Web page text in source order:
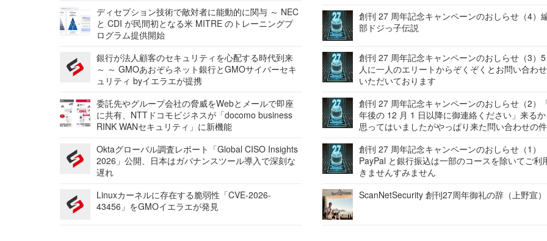
ディセプション技術で敵対者に能動的に関与 ～ NEC
と CDI が民間初となる米 MITRE のトレーニングプ
ログラム提供開始
銀行が法人顧客のセキュリティを心配する時代到来
～ ～ GMOあおぞらネット銀行とGMOサイバーセキ
ュリティ byイエラエが提携
委託先やグループ会社の脅威をWebとメールで即座
に共有、NTTドコモビジネスが「docomo business
RINK WANセキュリティ」に新機能
Oktaグローバル調査レポート「Global CISO Insights
2026」公開、日本はガバナンスツール導入で深刻な
遅れ
Linuxカーネルに存在する脆弱性「CVE-2026-
43456」をGMOイエラエが発見
創刊 27 周年記念キャンペーンのおしらせ（4）
部ドジっ子伝説
創刊 27 周年記念キャンペーンのおしらせ（3）
人に一人のエリートからぞくぞくとお問い合わ
いただいております
創刊 27 周年記念キャンペーンのおしらせ（2）
年後の 12 月 1 日以降に御連絡ください」来るか
思ってはいましたがやっぱり来た問い合わせの件
創刊 27 周年記念キャンペーンのおしらせ（1）
PayPal と銀行振込は一部のコースを除いてご利
きませんすみません
ScanNetSecurity 創刊27周年御礼の辞（上野宣）